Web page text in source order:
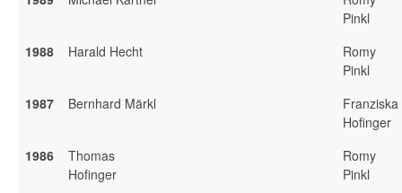
Pinkl
1988
Harald Hecht
Romy
Pinkl
1987
Bernhard Märkl
Franziska
Hofinger
1986
Thomas
Hofinger
Romy
Pinkl